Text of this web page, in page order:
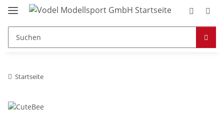
Startseite